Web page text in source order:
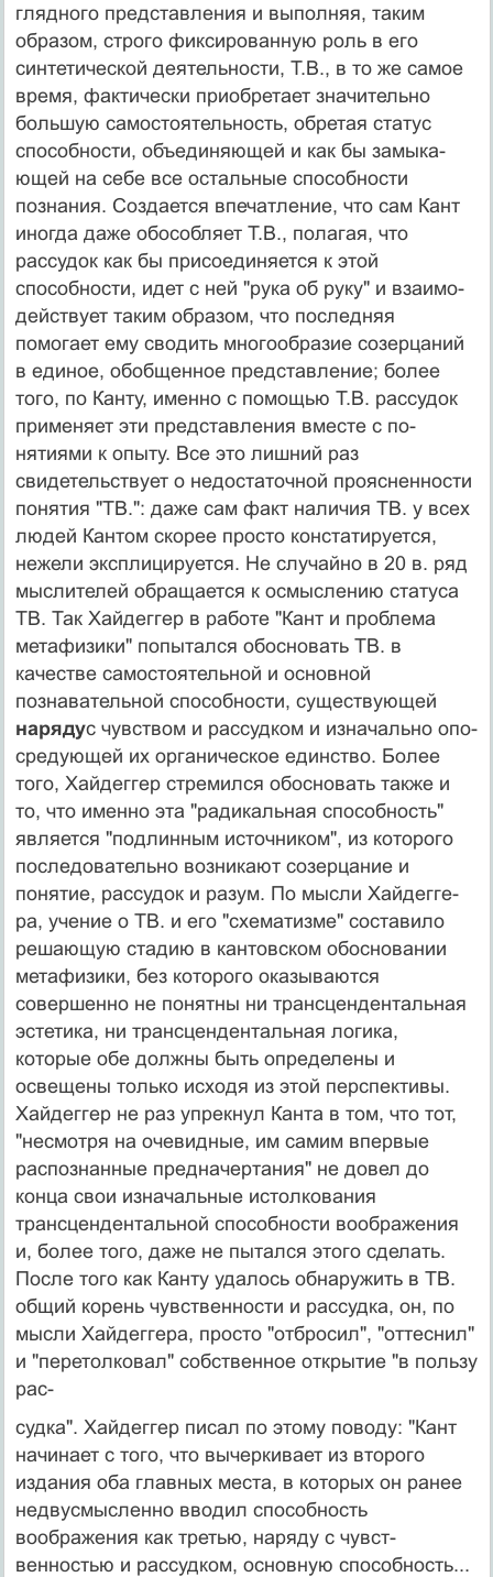
глядного представления и выполняя, таким
образом, строго фиксированную роль в его
синтетической дея­тельности, Т.В., в то же самое
время, фактически приоб­ретает значительно
большую самостоятельность, обре­тая статус
способности, объединяющей и как бы замыка­
ющей на себе все остальные способности
познания. Со­здается впечатление, что сам Кант
иногда даже обособ­ляет Т.В., полагая, что
рассудок как бы присоединяется к этой
способности, идет с ней "рука об руку" и взаимо­
действует таким образом, что последняя
помогает ему сводить многообразие созерцаний
в единое, обобщенное представление; более
того, по Канту, именно с помощью Т.В. рассудок
применяет эти представления вместе с по­
нятиями к опыту. Все это лишний раз
свидетельствует о недостаточной проясненности
понятия "ТВ.": даже сам факт наличия ТВ. у всех
людей Кантом скорее просто констатируется,
нежели эксплицируется. Не случайно в 20 в. ряд
мыслителей обращается к осмыслению статуса
ТВ. Так Хайдеггер в работе "Кант и проблема
метафизи­ки" попытался обосновать ТВ. в
качестве самостоятель­ной и основной
познавательной способности, существу­ющей
нарядус чувством и рассудком и изначально опо­
средующей их органическое единство. Более
того, Хай­деггер стремился обосновать также и
то, что именно эта "радикальная способность"
является "подлинным источ­ником", из которого
последовательно возникают созер­цание и
понятие, рассудок и разум. По мысли Хайдегге­
ра, учение о ТВ. и его "схематизме" составило
решаю­щую стадию в кантовском обосновании
метафизики, без которого оказываются
совершенно не понятны ни транс­цендентальная
эстетика, ни трансцендентальная логика,
которые обе должны быть определены и
освещены толь­ко исходя из этой перспективы.
Хайдеггер не раз упрек­нул Канта в том, что тот,
"несмотря на очевидные, им са­мим впервые
распознанные предначертания" не довел до
конца свои изначальные истолкования
трансценденталь­ной способности воображения
и, более того, даже не пы­тался этого сделать.
После того как Канту удалось обна­ружить в ТВ.
общий корень чувственности и рассудка, он, по
мысли Хайдеггера, просто "отбросил", "оттеснил"
и "перетолковал" собственное открытие "в пользу
рас-
судка". Хайдеггер писал по этому поводу: "Кант
начина­ет с того, что вычеркивает из второго
издания оба глав­ных места, в которых он ранее
недвусмысленно вводил способность
воображения как третью, наряду с чувст­
венностью и рассудком, основную способность...